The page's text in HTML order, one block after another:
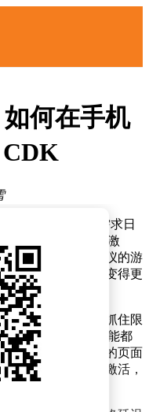
何在手机
CDK
理Steam账户的需求日
能。通过手机网页激
备上轻松解锁心仪的游
，也让游戏管理变得更
论是外出旅行时抓住限
的有效性，这一功能都
，网络波动带来的页面
。为了确保顺利激活，